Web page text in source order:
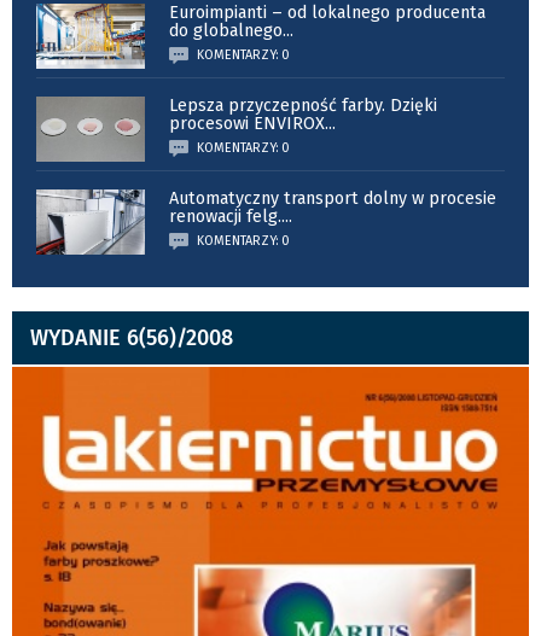
Euroimpianti – od lokalnego producenta
do globalnego...
KOMENTARZY: 0
Lepsza przyczepność farby. Dzięki
procesowi ENVIROX...
KOMENTARZY: 0
Automatyczny transport dolny w procesie
renowacji felg....
KOMENTARZY: 0
WYDANIE 6(56)/2008